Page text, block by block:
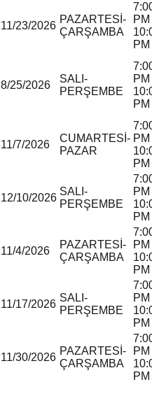
11/23/2026
PAZARTESİ-
ÇARŞAMBA
PM
PM
8/25/2026
SALI-
PERŞEMBE
PM
PM
11/7/2026
CUMARTESİ-
PAZAR
PM
PM
12/10/2026
SALI-
PERŞEMBE
PM
PM
11/4/2026
PAZARTESİ-
ÇARŞAMBA
PM
PM
11/17/2026
SALI-
PERŞEMBE
PM
PM
11/30/2026
PAZARTESİ-
ÇARŞAMBA
PM
PM